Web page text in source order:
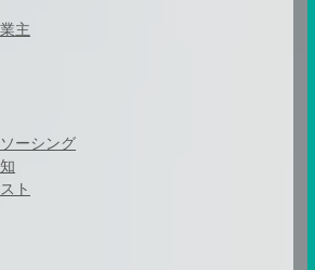
主
ーシング
ト